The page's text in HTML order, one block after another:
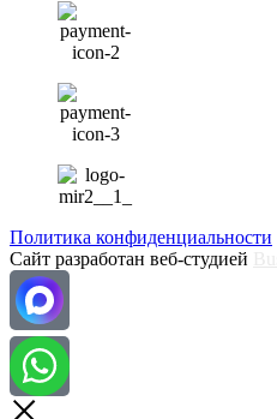
Политика конфиденциальности
Сайт разработан веб-студией